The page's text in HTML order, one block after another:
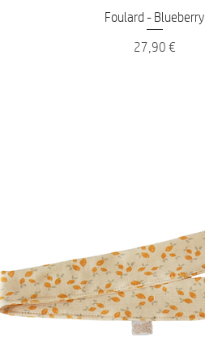
Schnellansicht
Foulard - Blueberry
Preis
27,90 €